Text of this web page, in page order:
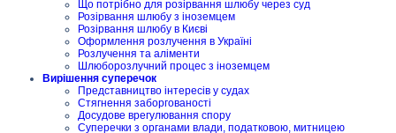
Що потрібно для розірвання шлюбу через суд
Розірвання шлюбу з іноземцем
Розірвання шлюбу в Києві
Оформлення розлучення в Україні
Розлучення та аліменти
Шлюборозлучний процес з іноземцем
Вирішення суперечок
Представництво інтересів у судах
Стягнення заборгованості
Досудове врегулювання спору
Суперечки з органами влади, податковою, митницею